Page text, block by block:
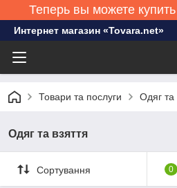
Теперь вы можете
Интернет магазин «Tovara.net»
Товари та послуги Одяг та
Одяг та взяття
Сортування 0